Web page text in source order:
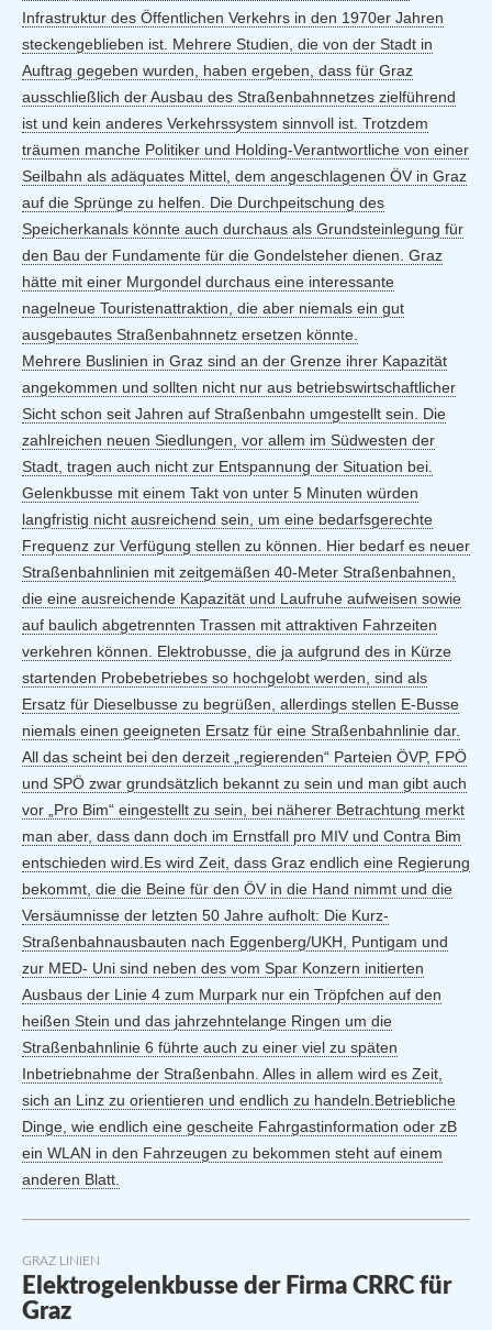
Infrastruktur des Öffentlichen Verkehrs in den 1970er Jahren
steckengeblieben ist. Mehrere Studien, die von der Stadt in
Auftrag gegeben wurden, haben ergeben, dass für Graz
ausschließlich der Ausbau des Straßenbahnnetzes zielführend
ist und kein anderes Verkehrssystem sinnvoll ist. Trotzdem
träumen manche Politiker und Holding-Verantwortliche von einer
Seilbahn als adäquates Mittel, dem angeschlagenen ÖV in Graz
auf die Sprünge zu helfen. Die Durchpeitschung des
Speicherkanals könnte auch durchaus als Grundsteinlegung für
den Bau der Fundamente für die Gondelsteher dienen. Graz
hätte mit einer Murgondel durchaus eine interessante
nagelneue Touristenattraktion, die aber niemals ein gut
ausgebautes Straßenbahnnetz ersetzen könnte.
Mehrere Buslinien in Graz sind an der Grenze ihrer Kapazität
angekommen und sollten nicht nur aus betriebswirtschaftlicher
Sicht schon seit Jahren auf Straßenbahn umgestellt sein. Die
zahlreichen neuen Siedlungen, vor allem im Südwesten der
Stadt, tragen auch nicht zur Entspannung der Situation bei.
Gelenkbusse mit einem Takt von unter 5 Minuten würden
langfristig nicht ausreichend sein, um eine bedarfsgerechte
Frequenz zur Verfügung stellen zu können. Hier bedarf es neuer
Straßenbahnlinien mit zeitgemäßen 40-Meter Straßenbahnen,
die eine ausreichende Kapazität und Laufruhe aufweisen sowie
auf baulich abgetrennten Trassen mit attraktiven Fahrzeiten
verkehren können. Elektrobusse, die ja aufgrund des in Kürze
startenden Probebetriebes so hochgelobt werden, sind als
Ersatz für Dieselbusse zu begrüßen, allerdings stellen E-Busse
niemals einen geeigneten Ersatz für eine Straßenbahnlinie dar.
All das scheint bei den derzeit „regierenden“ Parteien ÖVP, FPÖ
und SPÖ zwar grundsätzlich bekannt zu sein und man gibt auch
vor „Pro Bim“ eingestellt zu sein, bei näherer Betrachtung merkt
man aber, dass dann doch im Ernstfall pro MIV und Contra Bim
entschieden wird.Es wird Zeit, dass Graz endlich eine Regierung
bekommt, die die Beine für den ÖV in die Hand nimmt und die
Versäumnisse der letzten 50 Jahre aufholt: Die Kurz-
Straßenbahnausbauten nach Eggenberg/UKH, Puntigam und
zur MED- Uni sind neben des vom Spar Konzern initierten
Ausbaus der Linie 4 zum Murpark nur ein Tröpfchen auf den
heißen Stein und das jahrzehntelange Ringen um die
Straßenbahnlinie 6 führte auch zu einer viel zu späten
Inbetriebnahme der Straßenbahn. Alles in allem wird es Zeit,
sich an Linz zu orientieren und endlich zu handeln.Betriebliche
Dinge, wie endlich eine gescheite Fahrgastinformation oder zB
ein WLAN in den Fahrzeugen zu bekommen steht auf einem
anderen Blatt.
GRAZ LINIEN
Elektrogelenkbusse der Firma CRRC für
Graz